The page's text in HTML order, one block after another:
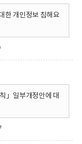
한 개인정보 침해요
」일부개정안에 대